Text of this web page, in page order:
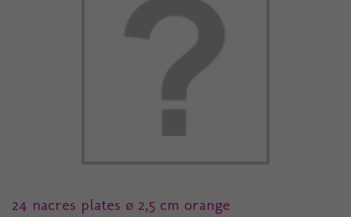
24 nacres plates ø 2,5 cm orange